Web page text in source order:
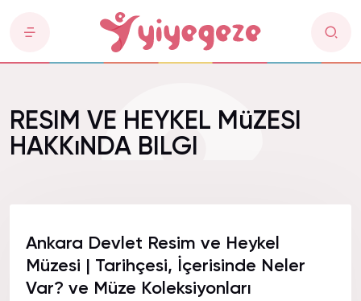
RESIM VE HEYKEL MüZESI
HAKKıNDA BILGI
Ankara Devlet Resim ve Heykel
Müzesi | Tarihçesi, İçerisinde Neler
Var? ve Müze Koleksiyonları